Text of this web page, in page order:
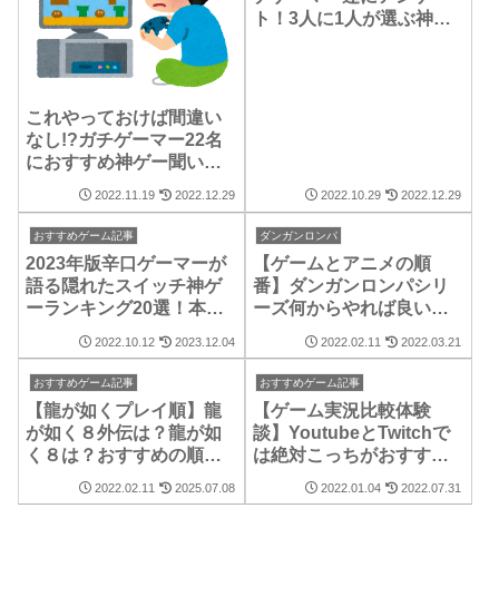
これやっておけば間違い
なし!?ガチゲーマー22名
におすすめ神ゲー聞いて
2022.11.19 2022.12.29
ト！3人に1人が選ぶ神ゲ
2022.10.29 2022.12.29
おすすめゲーム記事
2023年版辛口ゲーマーが
語る隠れたスイッチ神ゲ
ーランキング20選！本当
イしてくれ！
2022.10.12 2023.12.04
ダンガンロンパ
【ゲームとアニメの順
番】ダンガンロンパシリ
ーズ何からやれば良いの
2022.02.11 2022.03.21
おすすめゲーム記事
【龍が如くプレイ順】龍
が如く８外伝は？龍が如
く８は？おすすめの順番
はこれだ！
2022.02.11 2025.07.08
おすすめゲーム記事
【ゲーム実況比較体験
談】YoutubeとTwitchで
は絶対こっちがおすす
2022.01.04 2022.07.31